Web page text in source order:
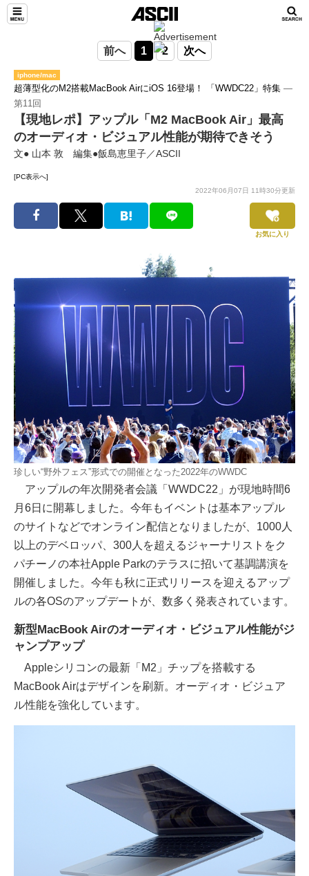
前へ 1 2 次へ
iphone/mac
超薄型化のM2搭載MacBook AirにiOS 16登場！ 「WWDC22」特集 ―
第11回
【現地レポ】アップル「M2 MacBook Air」最高
のオーディオ・ビジュアル性能が期待できそう
文● 山本 敦 編集●飯島恵里子／ASCII
[PC表示へ]
2022年06月07日 11時30分更新
お気に入り
珍しい“野外フェス”形式での開催となった2022年のWWDC
アップルの年次開発者会議「WWDC22」が現地時間6
月6日に開幕しました。今年もイベントは基本アップル
のサイトなどでオンライン配信となりましたが、1000人
以上のデベロッパ、300人を超えるジャーナリストをク
パチーノの本社Apple Parkのテラスに招いて基調講演を
開催しました。今年も秋に正式リリースを迎えるアップ
ルの各OSのアップデートが、数多く発表されています。
新型MacBook Airのオーディオ・ビジュアル性能がジ
ャンプアップ
Appleシリコンの最新「M2」チップを搭載する
MacBook Airはデザインを刷新。オーディオ・ビジュア
ル性能を強化しています。